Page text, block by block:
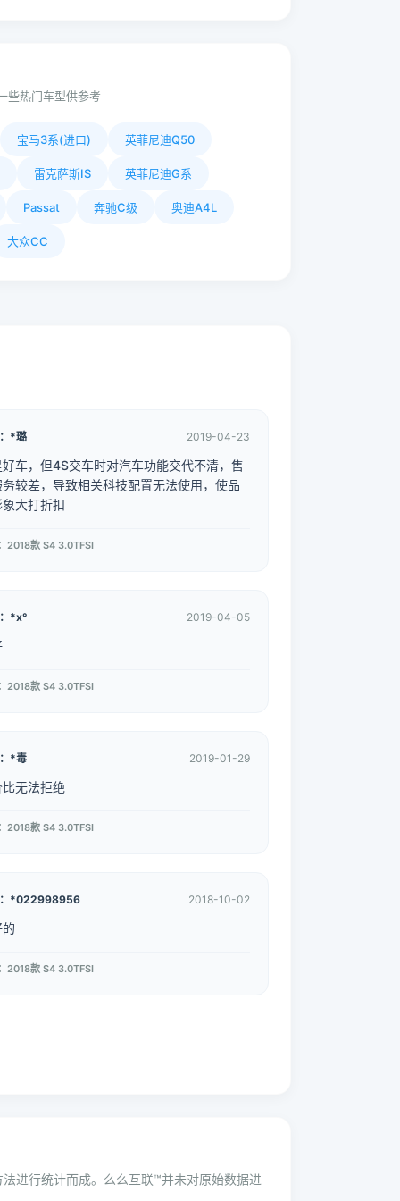
些热门车型供参考
宝马3系(进口) 英菲尼迪Q50
雷克萨斯IS 英菲尼迪G系
Passat 奔驰C级 奥迪A4L
大众CC
*璐 2019-04-23
好车，但4S交车时对汽车功能交代不清，售
务较差，导致相关科技配置无法使用，使品
大打折扣
2018款 S4 3.0TFSI
*x° 2019-04-05
2018款 S4 3.0TFSI
*毒 2019-01-29
无法拒绝
2018款 S4 3.0TFSI
*022998956 2018-10-02
2018款 S4 3.0TFSI
进行统计而成。么么互联™并未对原始数据进